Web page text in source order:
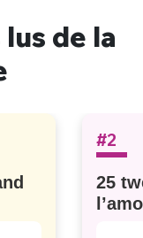
de la
#2
25